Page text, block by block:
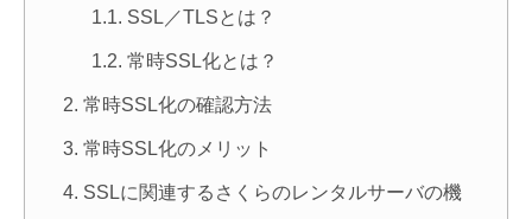
SSL／TLSとは？
常時SSL化とは？
常時SSL化の確認方法
常時SSL化のメリット
SSLに関連するさくらのレンタルサーバの機